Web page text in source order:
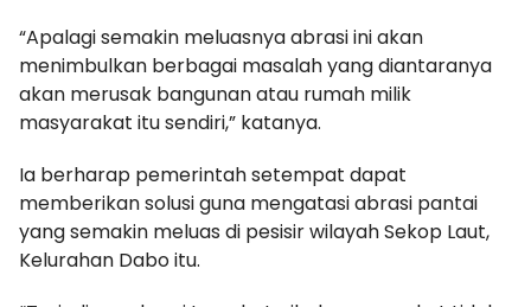
“Apalagi semakin meluasnya abrasi ini akan
menimbulkan berbagai masalah yang diantaranya
akan merusak bangunan atau rumah milik
masyarakat itu sendiri,” katanya.
Ia berharap pemerintah setempat dapat
memberikan solusi guna mengatasi abrasi pantai
yang semakin meluas di pesisir wilayah Sekop Laut,
Kelurahan Dabo itu.